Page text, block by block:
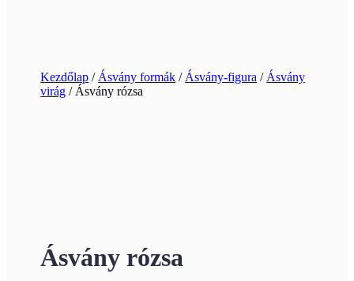
Kezdőlap / Ásvány formák / Ásvány-figura / Ásvány
virág / Ásvány rózsa
Ásvány rózsa